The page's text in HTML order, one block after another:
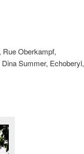
Rue Oberkampf,
Summer, Echoberyl,